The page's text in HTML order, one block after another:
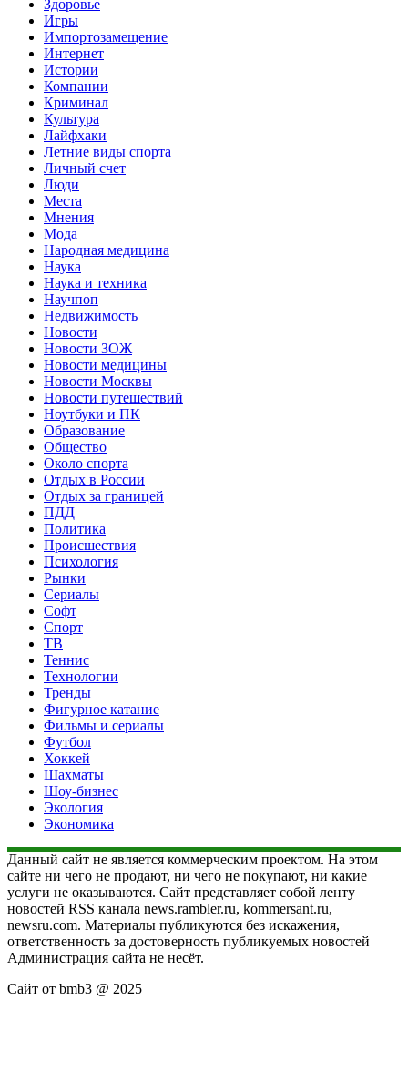
Здоровье
Игры
Импортозамещение
Интернет
Истории
Компании
Криминал
Культура
Лайфхаки
Летние виды спорта
Личный счет
Люди
Места
Мнения
Мода
Народная медицина
Наука
Наука и техника
Научпоп
Недвижимость
Новости
Новости ЗОЖ
Новости медицины
Новости Москвы
Новости путешествий
Ноутбуки и ПК
Образование
Общество
Около спорта
Отдых в России
Отдых за границей
ПДД
Политика
Происшествия
Психология
Рынки
Сериалы
Софт
Спорт
ТВ
Теннис
Технологии
Тренды
Фигурное катание
Фильмы и сериалы
Футбол
Хоккей
Шахматы
Шоу-бизнес
Экология
Экономика
Данный сайт не является коммерческим проектом. На этом
сайте ни чего не продают, ни чего не покупают, ни какие
услуги не оказываются. Сайт представляет собой ленту
новостей RSS канала news.rambler.ru, kommersant.ru,
newsru.com. Материалы публикуются без искажения,
ответственность за достоверность публикуемых новостей
Администрация сайта не несёт.
Сайт от bmb3 @ 2025